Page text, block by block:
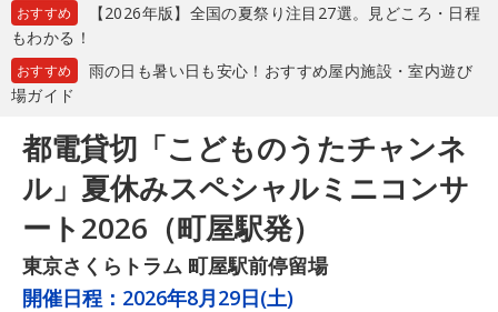
おすすめ
【2026年版】全国の夏祭り注目27選。見どころ・日程
もわかる！
おすすめ
雨の日も暑い日も安心！おすすめ屋内施設・室内遊び
場ガイド
都電貸切「こどものうたチャンネ
ル」夏休みスペシャルミニコンサ
ート2026（町屋駅発）
東京さくらトラム 町屋駅前停留場
開催日程： 2026年8月29日(土)